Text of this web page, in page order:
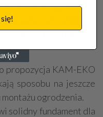
ogrodzenia
kolorystka, a
rozbudowanej
propozycja KAM-EKO
sposobu na jeszcze
ogrodzenia.
solidny fundament dla